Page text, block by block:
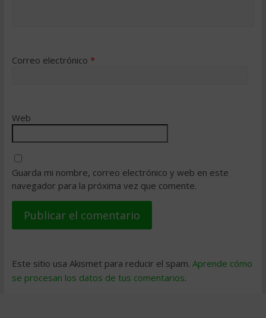
Correo electrónico *
Web
Guarda mi nombre, correo electrónico y web en este
navegador para la próxima vez que comente.
Este sitio usa Akismet para reducir el spam. Aprende cómo
se procesan los datos de tus comentarios.